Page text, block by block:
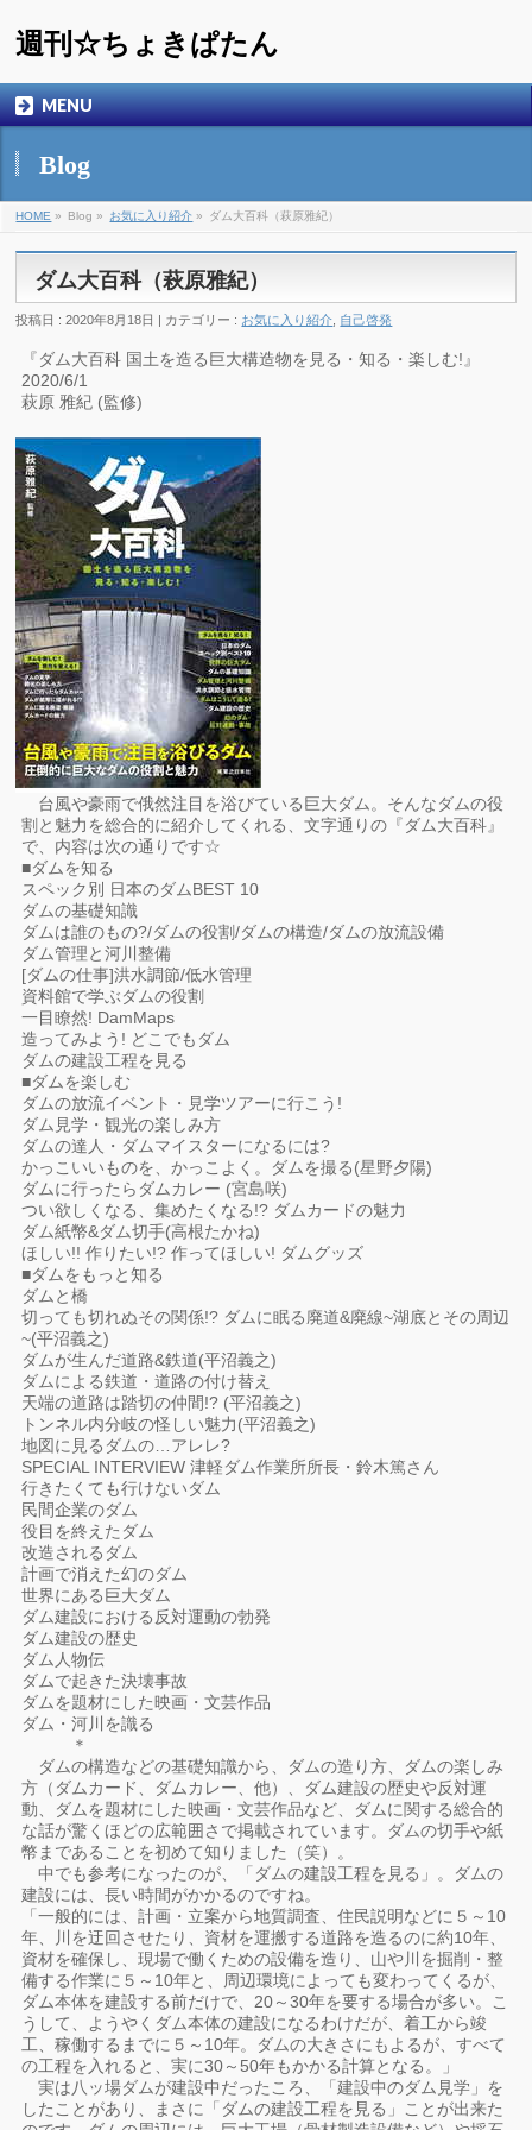
週刊☆ちょきぱたん
MENU
Blog
HOME » Blog » お気に入り紹介 » ダム大百科（萩原雅紀）
ダム大百科（萩原雅紀）
投稿日 : 2020年8月18日 | カテゴリー : お気に入り紹介 自己啓発
『ダム大百科 国土を造る巨大構造物を見る・知る・楽しむ!』
2020/6/1
萩原 雅紀 (監修)
台風や豪雨で俄然注目を浴びている巨大ダム。そんなダムの役
割と魅力を総合的に紹介してくれる、文字通りの『ダム大百科』
で、内容は次の通りです☆
■ダムを知る
スペック別 日本のダムBEST 10
ダムの基礎知識
ダムは誰のもの?/ダムの役割/ダムの構造/ダムの放流設備
ダム管理と河川整備
[ダムの仕事]洪水調節/低水管理
資料館で学ぶダムの役割
一目瞭然! DamMaps
造ってみよう! どこでもダム
ダムの建設工程を見る
■ダムを楽しむ
ダムの放流イベント・見学ツアーに行こう!
ダム見学・観光の楽しみ方
ダムの達人・ダムマイスターになるには?
かっこいいものを、かっこよく。ダムを撮る(星野夕陽)
ダムに行ったらダムカレー (宮島咲)
つい欲しくなる、集めたくなる!? ダムカードの魅力
ダム紙幣&ダム切手(高根たかね)
ほしい!! 作りたい!? 作ってほしい! ダムグッズ
■ダムをもっと知る
ダムと橋
切っても切れぬその関係!? ダムに眠る廃道&廃線~湖底とその周辺
~(平沼義之)
ダムが生んだ道路&鉄道(平沼義之)
ダムによる鉄道・道路の付け替え
天端の道路は踏切の仲間!? (平沼義之)
トンネル内分岐の怪しい魅力(平沼義之)
地図に見るダムの…アレレ?
SPECIAL INTERVIEW 津軽ダム作業所所長・鈴木篤さん
行きたくても行けないダム
民間企業のダム
役目を終えたダム
改造されるダム
計画で消えた幻のダム
世界にある巨大ダム
ダム建設における反対運動の勃発
ダム建設の歴史
ダム人物伝
ダムで起きた決壊事故
ダムを題材にした映画・文芸作品
ダム・河川を識る
＊
ダムの構造などの基礎知識から、ダムの造り方、ダムの楽しみ
方（ダムカード、ダムカレー、他）、ダム建設の歴史や反対運
動、ダムを題材にした映画・文芸作品など、ダムに関する総合的
な話が驚くほどの広範囲さで掲載されています。ダムの切手や紙
幣まであることを初めて知りました（笑）。
中でも参考になったのが、「ダムの建設工程を見る」。ダムの
建設には、長い時間がかかるのですね。
「一般的には、計画・立案から地質調査、住民説明などに５～10
年、川を迂回させたり、資材を運搬する道路を造るのに約10年、
資材を確保し、現場で働くための設備を造り、山や川を掘削・整
備する作業に５～10年と、周辺環境によっても変わってくるが、
ダム本体を建設する前だけで、20～30年を要する場合が多い。こ
うして、ようやくダム本体の建設になるわけだが、着工から竣
工、稼働するまでに５～10年。ダムの大きさにもよるが、すべて
の工程を入れると、実に30～50年もかかる計算となる。」
実は八ッ場ダムが建設中だったころ、「建設中のダム見学」を
したことがあり、まさに「ダムの建設工程を見る」ことが出来た